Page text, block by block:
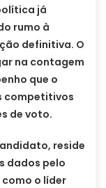
já
rumo à
definitiva. O
na contagem
que o
competitivos
de voto.
reside
dados pelo
o líder